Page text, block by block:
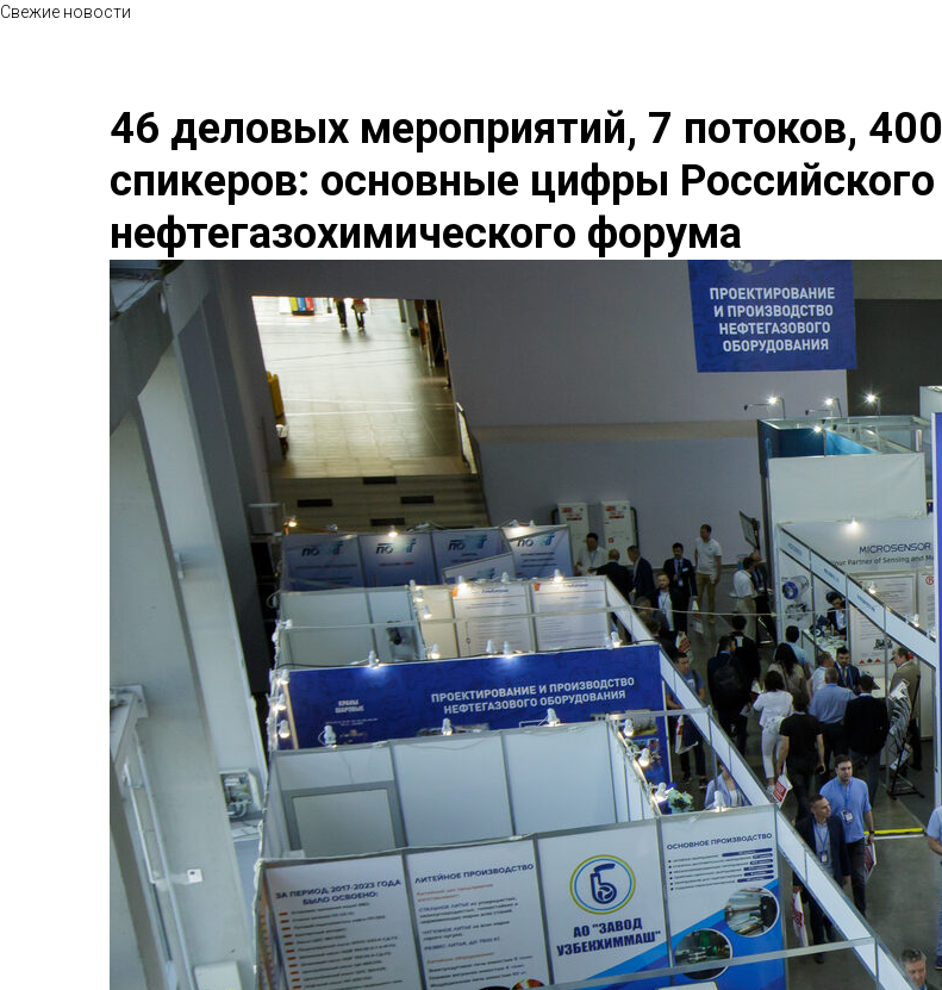
Свежие новости
46 деловых мероприятий, 7 потоков, 400
спикеров: основные цифры Российского
нефтегазохимического форума